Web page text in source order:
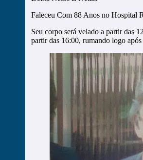
Faleceu Com 88 Anos no Hospital
Seu corpo será velado a partir das
partir das 16:00, rumando logo